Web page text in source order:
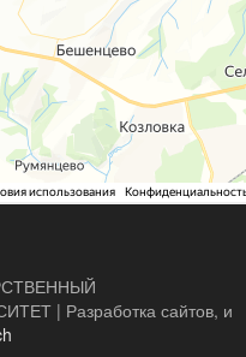
| Разработка сайтов, и